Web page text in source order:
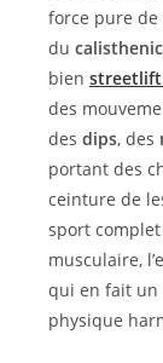
force pure
du
bien
des
des dips, des
portant des
ceinture de
sport
musculaire,
qui en fait un
physique